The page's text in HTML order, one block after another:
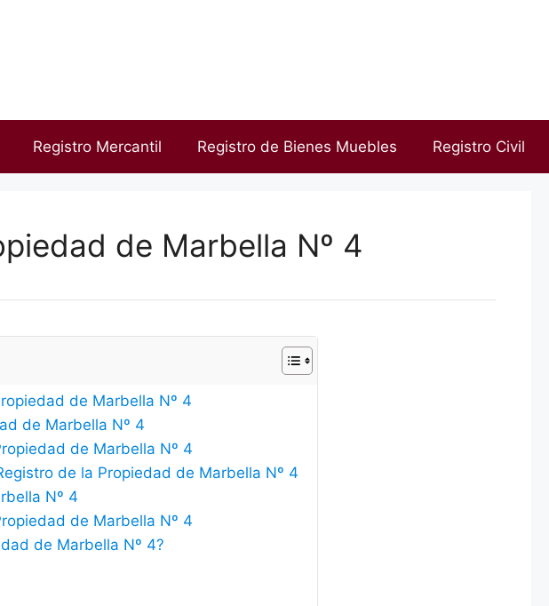
Registro Mercantil Registro de Bienes Muebles Registro Civil
de Marbella Nº 4
de Marbella Nº 4
de Marbella Nº 4
de Marbella Nº 4
de la Propiedad de Marbella Nº 4
Nº 4
de Marbella Nº 4
de Marbella Nº 4?